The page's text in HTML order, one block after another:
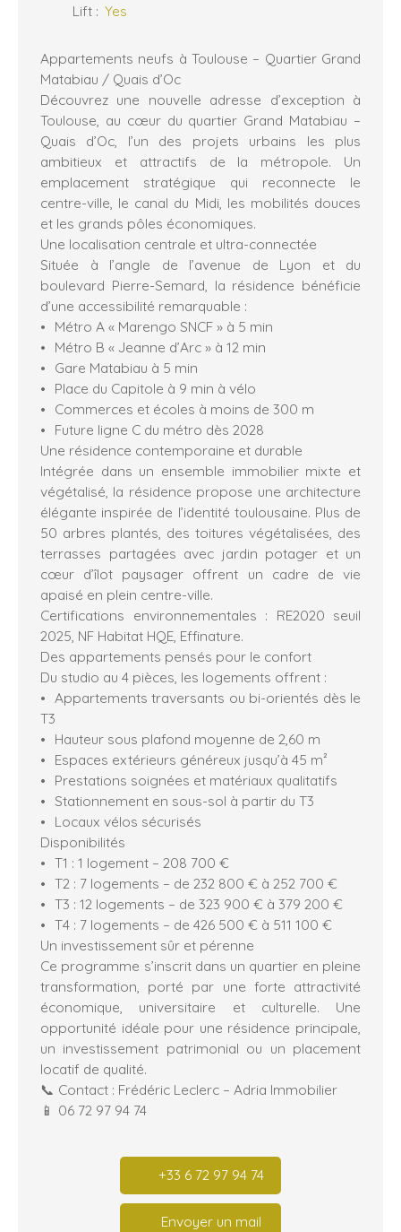
Lift : Yes
Appartements neufs à Toulouse – Quartier Grand
Matabiau / Quais d’Oc
Découvrez une nouvelle adresse d’exception à
Toulouse, au cœur du quartier Grand Matabiau –
Quais d’Oc, l’un des projets urbains les plus
ambitieux et attractifs de la métropole. Un
emplacement stratégique qui reconnecte le
centre-ville, le canal du Midi, les mobilités douces
et les grands pôles économiques.
Une localisation centrale et ultra-connectée
Située à l’angle de l’avenue de Lyon et du
boulevard Pierre-Semard, la résidence bénéficie
d’une accessibilité remarquable :
Métro A « Marengo SNCF » à 5 min
Métro B « Jeanne d’Arc » à 12 min
Gare Matabiau à 5 min
Place du Capitole à 9 min à vélo
Commerces et écoles à moins de 300 m
Future ligne C du métro dès 2028
Une résidence contemporaine et durable
Intégrée dans un ensemble immobilier mixte et
végétalisé, la résidence propose une architecture
élégante inspirée de l’identité toulousaine. Plus de
50 arbres plantés, des toitures végétalisées, des
terrasses partagées avec jardin potager et un
cœur d’îlot paysager offrent un cadre de vie
apaisé en plein centre-ville.
Certifications environnementales : RE2020 seuil
2025, NF Habitat HQE, Effinature.
Des appartements pensés pour le confort
Du studio au 4 pièces, les logements offrent :
Appartements traversants ou bi-orientés dès le
T3
Hauteur sous plafond moyenne de 2,60 m
Espaces extérieurs généreux jusqu’à 45 m²
Prestations soignées et matériaux qualitatifs
Stationnement en sous-sol à partir du T3
Locaux vélos sécurisés
Disponibilités
T1 : 1 logement – 208 700 €
T2 : 7 logements – de 232 800 € à 252 700 €
T3 : 12 logements – de 323 900 € à 379 200 €
T4 : 7 logements – de 426 500 € à 511 100 €
Un investissement sûr et pérenne
Ce programme s’inscrit dans un quartier en pleine
transformation, porté par une forte attractivité
économique, universitaire et culturelle. Une
opportunité idéale pour une résidence principale,
un investissement patrimonial ou un placement
locatif de qualité.
📞 Contact : Frédéric Leclerc – Adria Immobilier
📱 06 72 97 94 74
+33 6 72 97 94 74
Envoyer un mail